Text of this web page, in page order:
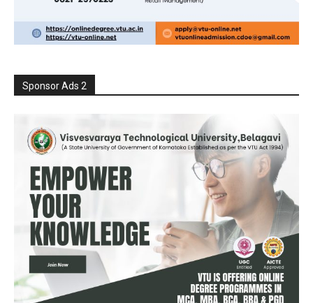
Sponsor Ads 2